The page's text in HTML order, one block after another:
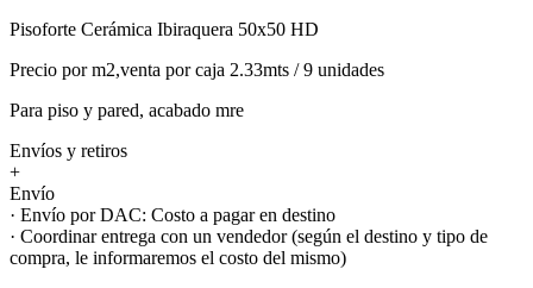
Pisoforte Cerámica Ibiraquera 50x50 HD
Precio por m2,venta por caja 2.33mts / 9 unidades
Para piso y pared, acabado mre
Envíos y retiros
+
Envío
· Envío por DAC: Costo a pagar en destino
· Coordinar entrega con un vendedor (según el destino y tipo de
compra, le informaremos el costo del mismo)